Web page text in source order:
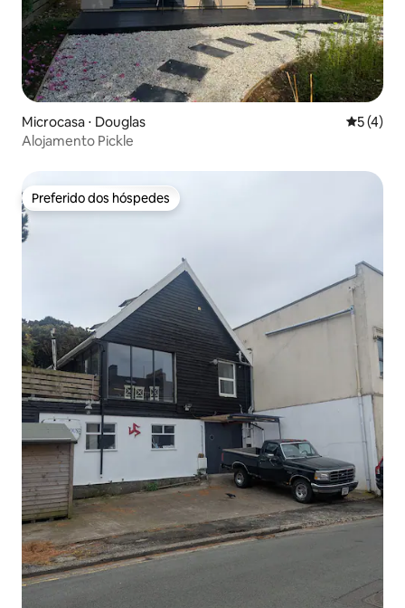
Microcasa ⋅ Douglas 5 de
5 (4)
Alojamento Pickle
Preferido dos hóspedes
Preferido dos hóspedes